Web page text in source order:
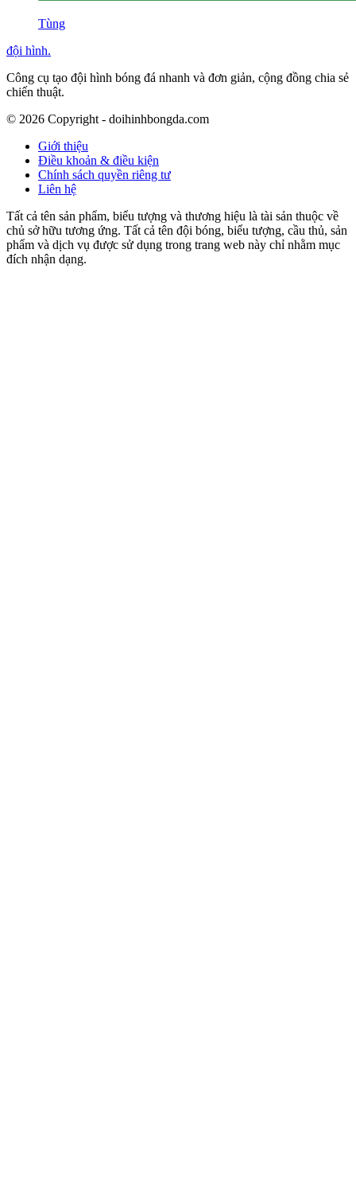
Tùng
đội hình.
Công cụ tạo đội hình bóng đá nhanh và đơn giản, cộng đồng chia sẻ
chiến thuật.
© 2026 Copyright - doihinhbongda.com
Giới thiệu
Điều khoản & điều kiện
Chính sách quyền riêng tư
Liên hệ
Tất cả tên sản phẩm, biểu tượng và thương hiệu là tài sản thuộc về
chủ sở hữu tương ứng. Tất cả tên đội bóng, biểu tượng, cầu thủ, sản
phẩm và dịch vụ được sử dụng trong trang web này chỉ nhằm mục
đích nhận dạng.